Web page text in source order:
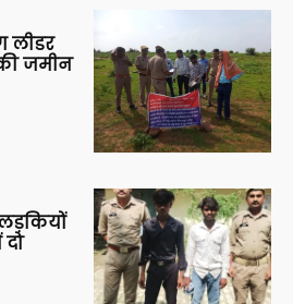
लीडर
जमीन